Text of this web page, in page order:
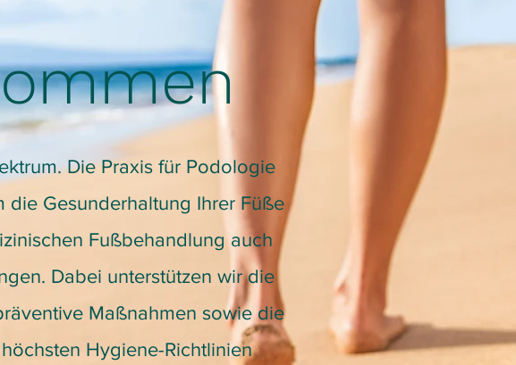
Die Praxis für Podologie
die Gesunderhaltung Ihrer Füße
Fußbehandlung auch
Dabei unterstützen wir die
Maßnahmen sowie die
Hygiene-Richtlinien